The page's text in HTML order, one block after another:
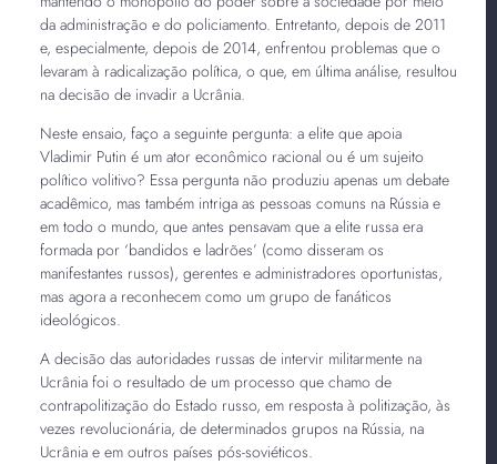
da administração e do policiamento. Entretanto, depois de 2011
e, especialmente, depois de 2014, enfrentou problemas que o
levaram à radicalização política, o que, em última análise, resultou
na decisão de invadir a Ucrânia.
Neste ensaio, faço a seguinte pergunta: a elite que apoia
Vladimir Putin é um ator econômico racional ou é um sujeito
político volitivo? Essa pergunta não produziu apenas um debate
acadêmico, mas também intriga as pessoas comuns na Rússia e
em todo o mundo, que antes pensavam que a elite russa era
formada por ‘bandidos e ladrões’ (como disseram os
manifestantes russos), gerentes e administradores oportunistas,
mas agora a reconhecem como um grupo de fanáticos
ideológicos.
A decisão das autoridades russas de intervir militarmente na
Ucrânia foi o resultado de um processo que chamo de
contrapolitização do Estado russo, em resposta à politização, às
vezes revolucionária, de determinados grupos na Rússia, na
Ucrânia e em outros países pós-soviéticos.